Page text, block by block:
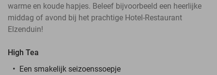
warme en koude hapjes. Beleef bijvoorbeeld een heerlijke
middag of avond bij het prachtige Hotel-Restaurant
Elzenduin!
High Tea
Een smakelijk seizoenssoepje